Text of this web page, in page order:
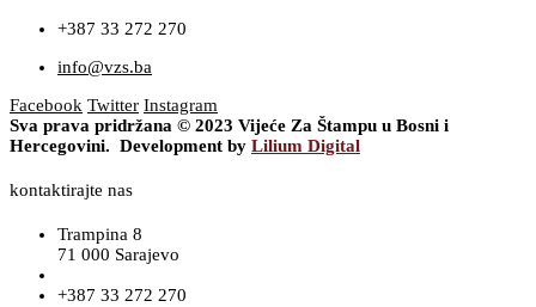
+387 33 272 270
info@vzs.ba
Facebook Twitter Instagram
Sva prava pridržana © 2023 Vijeće Za Štampu u Bosni i
Hercegovini. Development by Lilium Digital
kontaktirajte nas
Trampina 8
71 000 Sarajevo
+387 33 272 270